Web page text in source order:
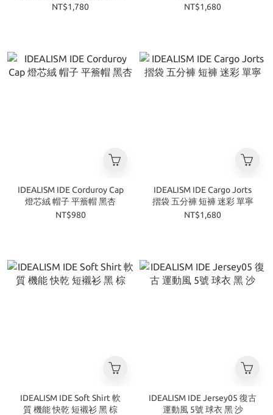
NT$1,780
NT$1,680
IDEALISM IDE Corduroy Cap
燈芯絨 帽子 平簷帽 黑杏
NT$980
IDEALISM IDE Cargo Jorts
摺袋 五分褲 短褲 迷彩 單寧
NT$1,680
IDEALISM IDE Soft Shirt 軟
質 機能 快乾 短襯衫 黑 棕
IDEALISM IDE Jersey05 復古
運動風 5號 球衣 黑 沙